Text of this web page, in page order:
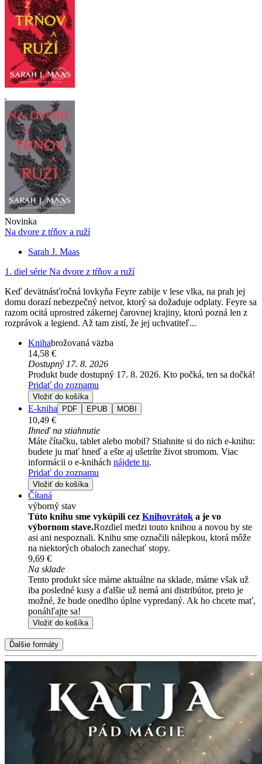
Novinka
Na dvore z tŕňov a ruží
Sarah J. Maas
1. diel série Na dvore z tŕňov a ruží
Keď devätnásťročná lovkyňa Feyre zabije v lese vlka, na prah jej
domu dorazí nebezpečný netvor, ktorý sa dožaduje odplaty. Feyre sa
razom ocitá uprostred zákernej čarovnej krajiny, ktorú pozná len z
rozprávok a legiend. Až tam zistí, že jej uchvatiteľ...
Knihabrožovaná väzba
14,58 €
Dostupný 17. 8. 2026
Produkt bude dostupný 17. 8. 2026. Kto počká, ten sa dočká!
Pridať do zoznamu
Vložiť do košíka
E-kniha PDF EPUB MOBI
10,49 €
Ihneď na stiahnutie
Máte čítačku, tablet alebo mobil? Stiahnite si do nich e-knihu:
budete ju mať hneď a ešte aj ušetríte život stromom. Viac
informácii o e-knihách nájdete tu.
Pridať do zoznamu
Vložiť do košíka
Čítaná
výborný stav
Túto knihu sme vykúpili cez Knihovrátok a je vo
výbornom stave.Rozdiel medzi touto knihou a novou by ste
asi ani nespoznali. Knihu sme označili nálepkou, ktorá môže
na niektorých obaloch zanechať stopy.
9,69 €
Na sklade
Tento produkt síce máme aktuálne na sklade, máme však už
iba posledné kusy a ďalšie už nemá ani distribútor, preto je
možné, že bude onedlho úplne vypredaný. Ak ho chcete mať,
ponáhľajte sa!
Vložiť do košíka
Ďalšie formáty